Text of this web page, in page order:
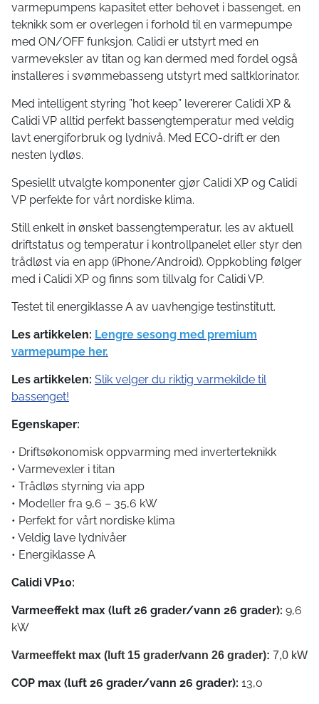
varmepumpens kapasitet etter behovet i bassenget, en
teknikk som er overlegen i forhold til en varmepumpe
med ON/OFF funksjon. Calidi er utstyrt med en
varmeveksler av titan og kan dermed med fordel også
installeres i svømmebasseng utstyrt med saltklorinator.
Med intelligent styring ”hot keep” levererer Calidi XP &
Calidi VP alltid perfekt bassengtemperatur med veldig
lavt energiforbruk og lydnivå. Med ECO-drift er den
nesten lydløs.
Spesiellt utvalgte komponenter gjør Calidi XP og Calidi
VP perfekte for vårt nordiske klima.
Still enkelt in ønsket bassengtemperatur, les av aktuell
driftstatus og temperatur i kontrollpanelet eller styr den
trådløst via en app (iPhone/Android). Oppkobling følger
med i Calidi XP og finns som tillvalg for Calidi VP.
Testet til energiklasse A av uavhengige testinstitutt.
Les artikkelen: Lengre sesong med premium
varmepumpe her.
Les artikkelen: Slik velger du riktig varmekilde til
bassenget!
Egenskaper:
• Driftsøkonomisk oppvarming med inverterteknikk
• Varmevexler i titan
• Trådløs styrning via app
• Modeller fra 9,6 – 35,6 kW
• Perfekt for vårt nordiske klima
• Veldig lave lydnivåer
• Energiklasse A
Calidi VP10:
Varmeeffekt max (luft 26 grader/vann 26 grader): 9,6
kW
Varmeeffekt max (luft 15 grader/vann 26 grader): 7,0 kW
COP max (luft 26 grader/vann 26 grader): 13,0